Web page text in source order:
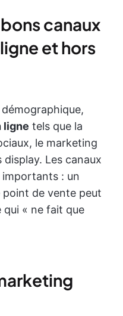
canaux
et hors
ligne tels que la
le marketing
Les canaux
: un
de vente peut
« ne fait que